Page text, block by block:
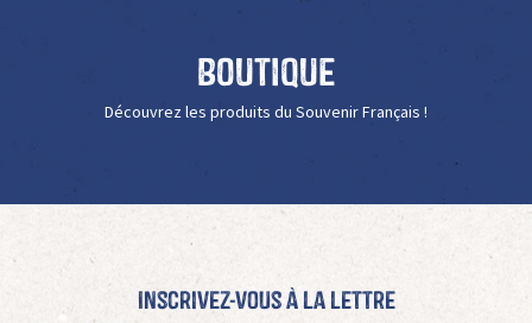
Boutique
Découvrez les produits du Souvenir Français !
Inscrivez-vous à La Lettre